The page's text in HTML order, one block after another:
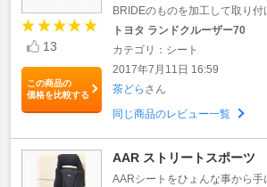
13
この商品の
価格を比較する
BRIDEのものを加工して取り付
トヨタ ランドクルーザー70
カテゴリ：シート
2017年7月11日 16:59
茶どら さん
同じ商品のレビュー一覧
AAR ストリートスポーツ
AARシートをひょんな事から手